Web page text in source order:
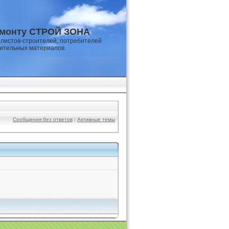
СТРОЙ ЗОНА
строителей, потребителей
материалов.
Сообщения без ответов | Активные темы